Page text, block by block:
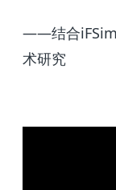
——结合
术研究